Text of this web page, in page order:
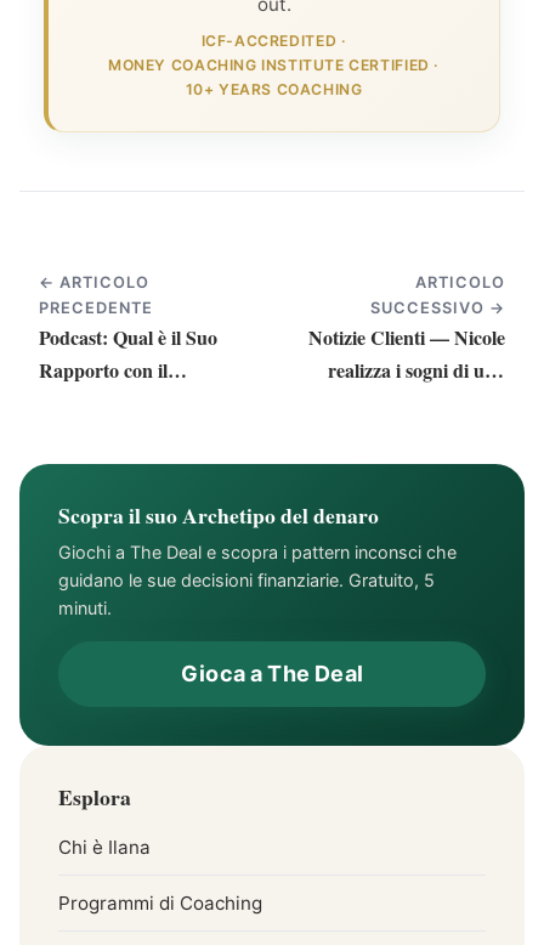
ICF-ACCREDITED ·
MONEY COACHING INSTITUTE CERTIFIED ·
10+ YEARS COACHING
← ARTICOLO
PRECEDENTE
Podcast: Qual è il Suo
Rapporto con il
ARTICOLO
SUCCESSIVO →
Notizie Clienti — Nicole
realizza i sogni di una
Scopra il suo Archetipo del denaro
Giochi a The Deal e scopra i pattern inconsci che
guidano le sue decisioni finanziarie. Gratuito, 5
minuti.
Gioca a The Deal
Esplora
Chi è Ilana
Programmi di Coaching